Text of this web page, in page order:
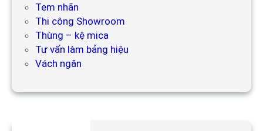
Tem nhãn
Thi công Showroom
Thùng – kệ mica
Tư vấn làm bảng hiệu
Vách ngăn